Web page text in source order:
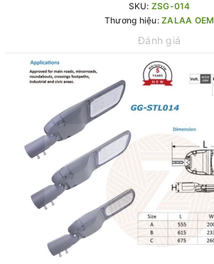
SKU: ZSG-014
Thương hiệu: ZALAA OEM
Đánh giá